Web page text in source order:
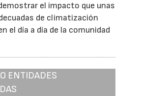
el impacto que unas
de climatización
el día a día de la comunidad
ENTIDADES